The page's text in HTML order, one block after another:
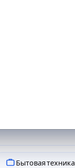
Бытовая техника